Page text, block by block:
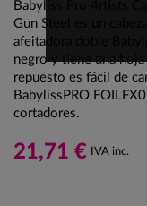
Babyliss Pro 4rtists
Gun Steel es un
afeitadora doble
negro y tiene una
repuesto es fácil de
BabylissPRO
cortadores.
21,71 € IVA inc.